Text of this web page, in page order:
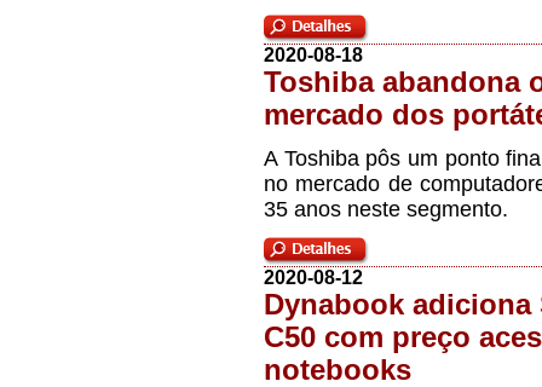
2020-08-18
Toshiba abandona
mercado dos
A Toshiba pôs um ponto
no mercado de
35 anos neste segmento.
2020-08-12
Dynabook adiciona
C50 com preço
notebooks